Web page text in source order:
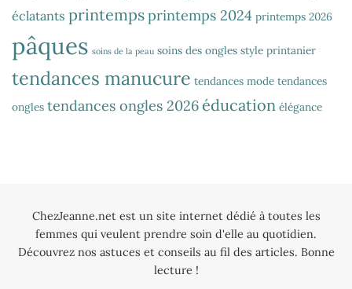
éclatants printempsprintemps 2024 printemps 2026
pâques soins de la peau soins des ongles style printanier
tendances manucure tendances mode tendances
ongles tendances ongles 2026 éducation élégance
ChezJeanne.net est un site internet dédié à toutes les
femmes qui veulent prendre soin d'elle au quotidien.
Découvrez nos astuces et conseils au fil des articles. Bonne
lecture !